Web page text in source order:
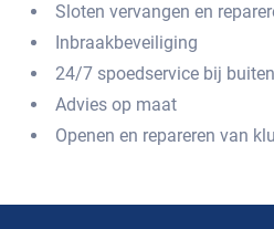
Sloten vervangen en
Inbraakbeveiliging
24/7 spoedservice bij
Advies op maat
Openen en repareren van